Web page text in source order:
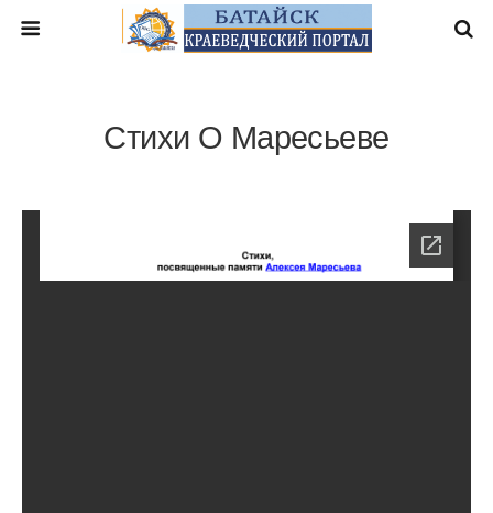
Стихи О Маресьеве